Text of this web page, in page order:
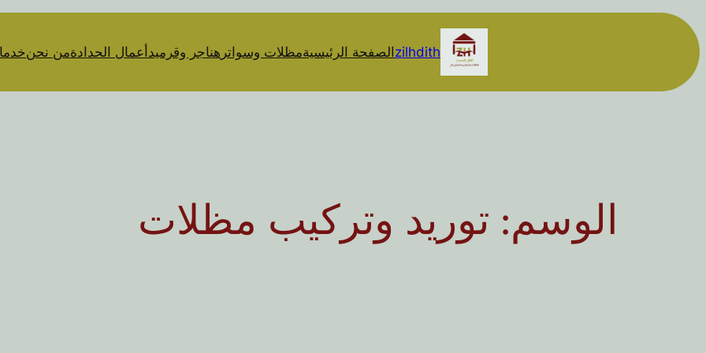
تخطى
إلى
المحتوى
zilhdith الصفحة الرئيسيةمظلات وسواتر هناجر وقرميد أعمال الحدادةمن نحن
الوسم: توريد وتركيب مظلات